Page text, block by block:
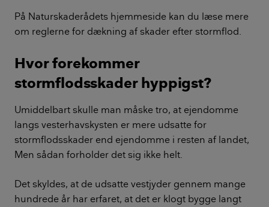
På Naturskaderådets hjemmeside kan du læse mere
om reglerne for dækning af skader efter stormflod.
Hvor forekommer
stormflodsskader hyppigst?
Umiddelbart skulle man måske tro, at ejendomme
langs vesterhavskysten er mere udsatte for
stormflodsskader end ejendomme i resten af landet,
Men sådan forholder det sig ikke helt.
Det skyldes, at de udsatte vestjyder gennem mange
hundrede år har erfaret, at det er klogt bygge langt